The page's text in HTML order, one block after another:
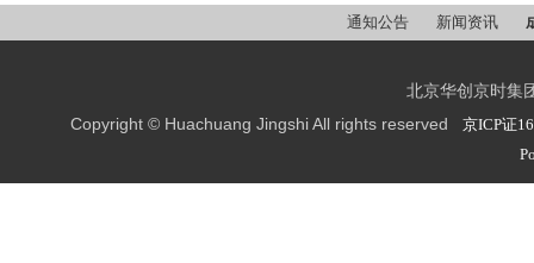
通知公告 新闻资讯
北京华创京时集
Copyright © Huachuang Jingshi All rights reserved 京ICP证